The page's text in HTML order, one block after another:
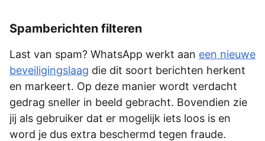
Spamberichten filteren
Last van spam? WhatsApp werkt aan een nieuwe
beveiligingslaag die dit soort berichten herkent
en markeert. Op deze manier wordt verdacht
gedrag sneller in beeld gebracht. Bovendien zie
jij als gebruiker dat er mogelijk iets loos is en
word je dus extra beschermd tegen fraude.